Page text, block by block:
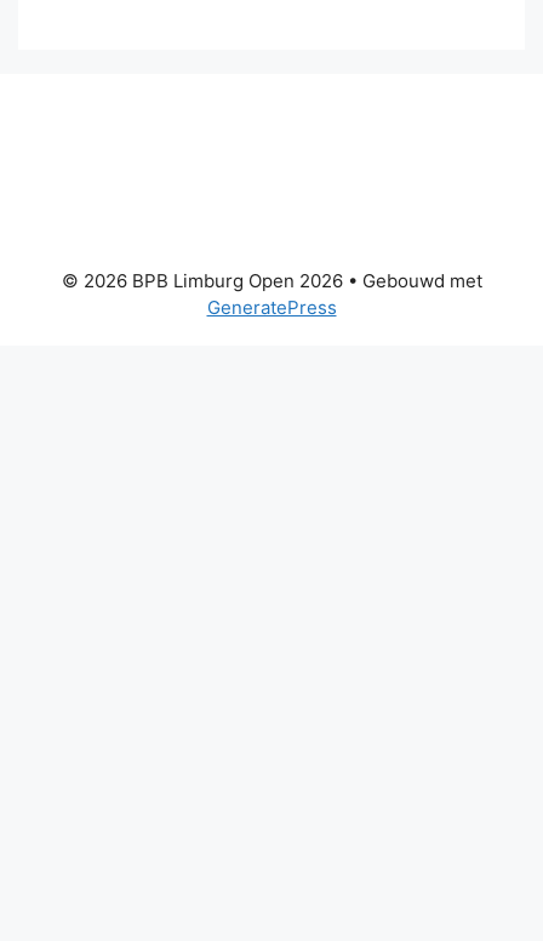
© 2026 BPB Limburg Open 2026• Gebouwd met
GeneratePress